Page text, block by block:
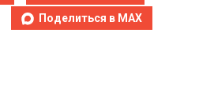
Поделиться в MAX